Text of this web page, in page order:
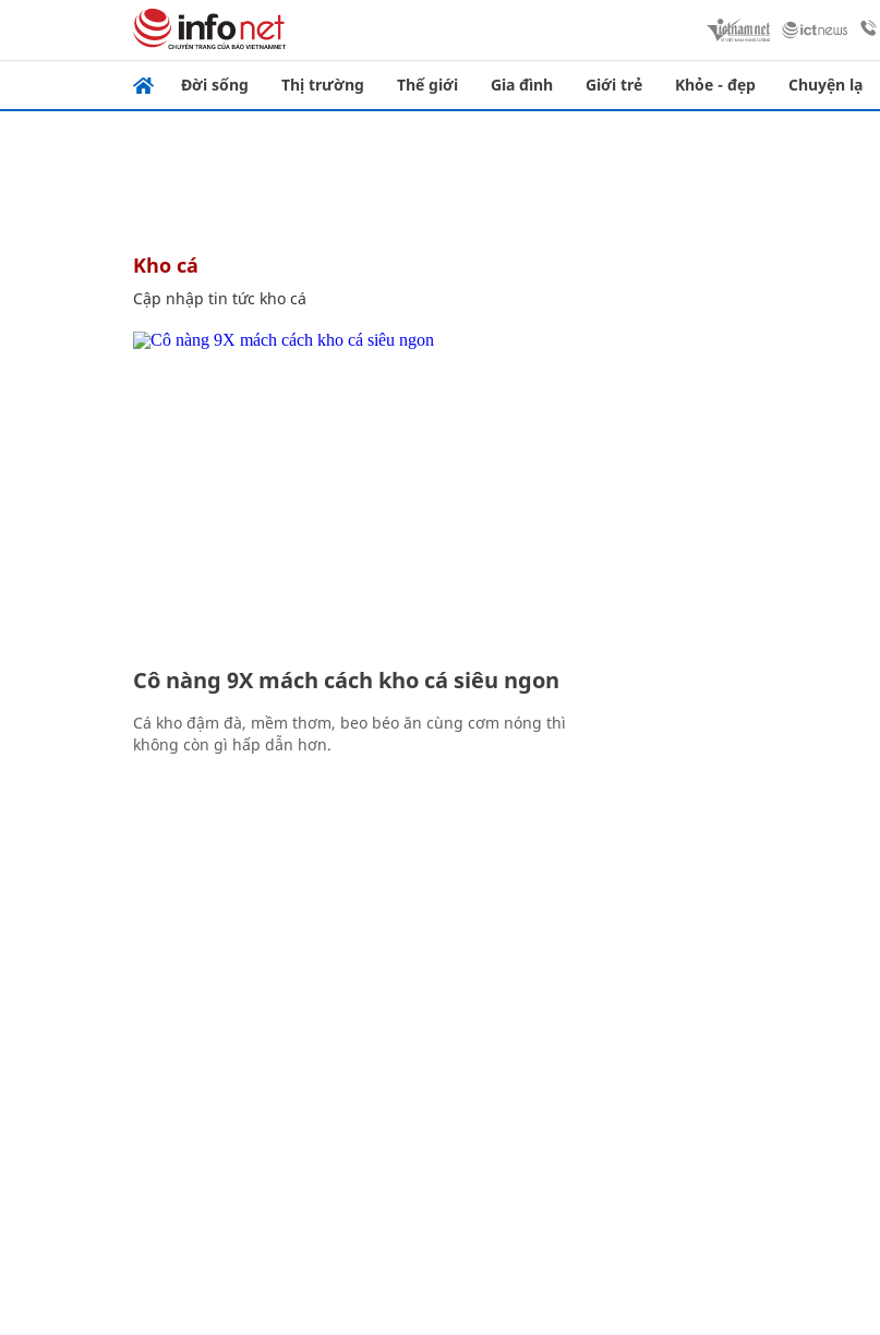
Đời sống Thị trường Thế giới Gia đình Giới trẻ Khỏe - đẹp Chuyện lạ
kho cá
Cập nhập tin tức kho cá
Cô nàng 9X mách cách kho cá siêu ngon
Cá kho đậm đà, mềm thơm, beo béo ăn cùng cơm nóng thì
không còn gì hấp dẫn hơn.